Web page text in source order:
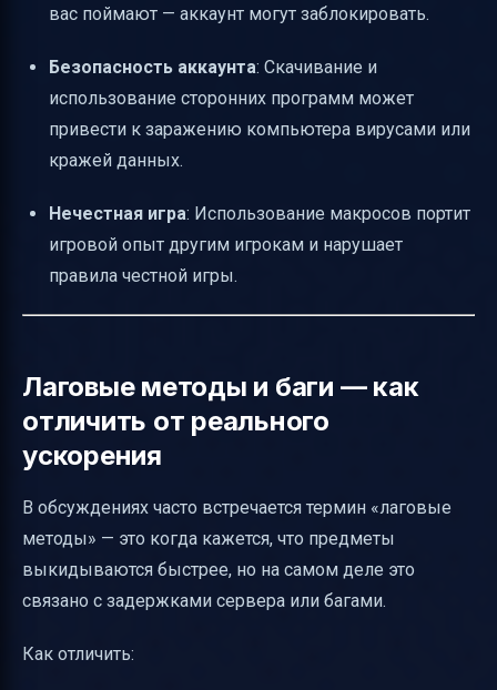
вас поймают — аккаунт могут заблокировать.
Безопасность аккаунта: Скачивание и
использование сторонних программ может
привести к заражению компьютера вирусами или
кражей данных.
Нечестная игра: Использование макросов портит
игровой опыт другим игрокам и нарушает
правила честной игры.
Лаговые методы и баги — как
отличить от реального
ускорения
В обсуждениях часто встречается термин «лаговые
методы» — это когда кажется, что предметы
выкидываются быстрее, но на самом деле это
связано с задержками сервера или багами.
Как отличить: